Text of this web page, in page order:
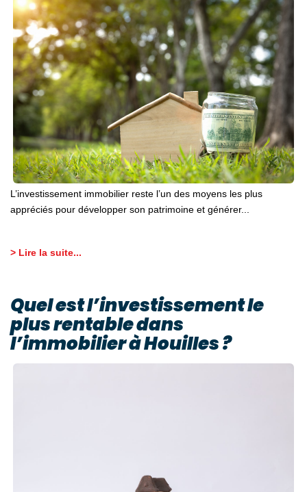
L’investissement immobilier reste l’un des moyens les plus
appréciés pour développer son patrimoine et générer...
> Lire la suite...
Quel est l’investissement le
plus rentable dans
l’immobilier à Houilles ?